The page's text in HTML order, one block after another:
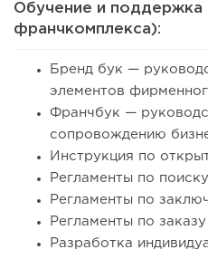
Обучение и поддержка
франчкомплекса):
Бренд бук —
элементов
Франчбук —
сопровождению
Инструкция по
Регламенты по
Регламенты по
Регламенты по
Разработка